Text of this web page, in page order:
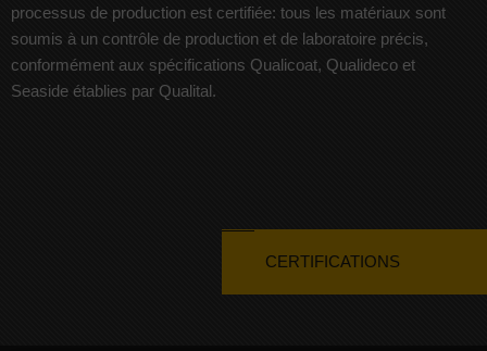
processus de production est certifiée: tous les matériaux sont
soumis à un contrôle de production et de laboratoire précis,
conformément aux spécifications Qualicoat, Qualideco et
Seaside établies par Qualital.
CERTIFICATIONS